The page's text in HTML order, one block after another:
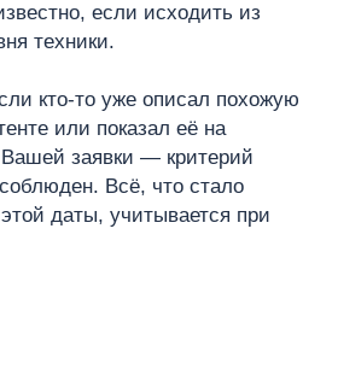
если исходить из
техники.
кто‑то уже описал похожую
или показал её на
заявки — критерий
Всё, что стало
даты, учитывается при